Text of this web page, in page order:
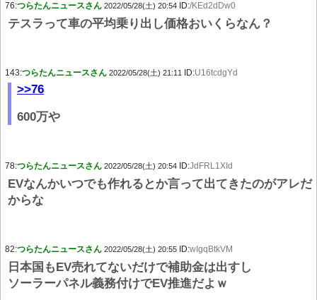
76:つらたんニュースさん 2022/05/28(土) 20:54 ID:/KEd2dDw0
テスラって車の平均乗り出し価格おいくらなん？
143:つらたんニュースさん 2022/05/28(土) 21:11 ID:U16tcdgYd
>>76
600万や
78:つらたんニュースさん 2022/05/28(土) 20:54 ID:JdFRL1XId
EVなんかいつでも作れるとか言って出てきたのがアレだ
からな
82:つらたんニュースさん 2022/05/28(土) 20:55 ID:wIgqBtkVM
日本国もEV売れてないだけで補助金は出すし
ソーラーパネル義務付けでEV推進だよｗ